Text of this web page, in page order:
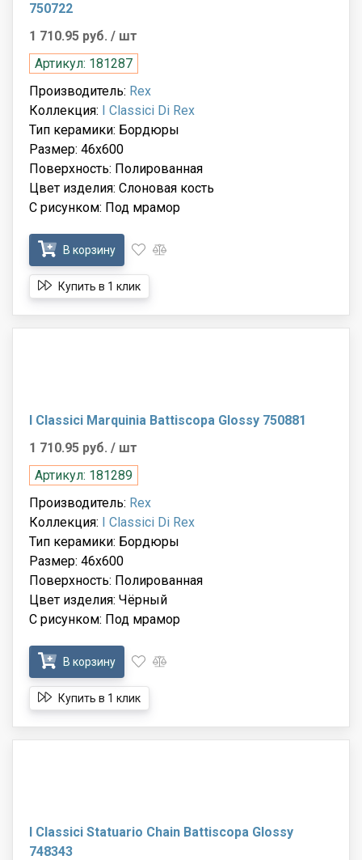
750722
1 710.95 руб. / шт
Артикул: 181287
Производитель: Rex
Коллекция: I Classici Di Rex
Тип керамики: Бордюры
Размер: 46x600
Поверхность: Полированная
Цвет изделия: Слоновая кость
С рисунком: Под мрамор
В корзину
Купить в 1 клик
I Classici Marquinia Battiscopa Glossy 750881
1 710.95 руб. / шт
Артикул: 181289
Производитель: Rex
Коллекция: I Classici Di Rex
Тип керамики: Бордюры
Размер: 46x600
Поверхность: Полированная
Цвет изделия: Чёрный
С рисунком: Под мрамор
В корзину
Купить в 1 клик
I Classici Statuario Chain Battiscopa Glossy
748343